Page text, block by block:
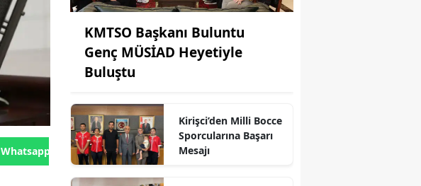
Whatsapp'tan Gönder
KMTSO Başkanı Buluntu
Genç MÜSİAD Heyetiyle
Buluştu
Kirişci’den Milli Bocce
Sporcularına Başarı
Mesajı